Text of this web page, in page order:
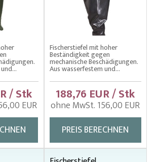
– Schwimmender Aufzuchtkäfig
aus Uhelon – Hälterungsnetz
aus Uhelon – Schwimmendes
im Kastenformat
mit doppeltem schwimmenden
mit einfachem schwimenden Rahmen
/ Stk
EUR
Fischerstiefel mit hoher
Beständigkeit gegen
mechanische Beschädigungen.
Aus wasserfestem und...
188,76 EUR / Stk
ohne MwSt. 156,00 EUR
PREIS BERECHNEN